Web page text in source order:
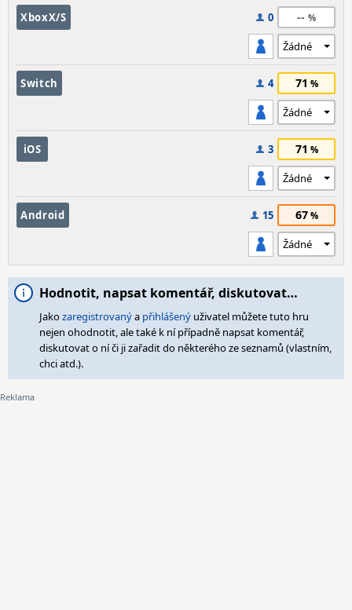
XboxX/S 0 --
Switch 4 71
iOS 3 71
Android 15 67
Hodnotit, napsat komentář, diskutovat…
Jakozaregistrovanýa přihlášený uživatel můžete tuto hru
nejen ohodnotit, ale také k ní případně napsat komentář,
diskutovat o ní či ji zařadit do některého ze seznamů (vlastním,
chci atd.).